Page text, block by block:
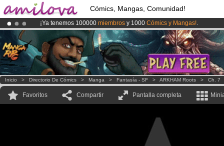
Cómics, Mangas, Comunidad!
¡Ya tenemos 100000 miembros y 1000 Cómics y Mangas!.
¡Conviertete en Premium por3.95 eurosal mes!Hazte Premium ya
El Kickstarter Amilova está desormado lanzado!.
Inicio > Directorio De Cómics > Manga > Fantasía - SF > ARKHAM Roots > Ch. 7
Favoritos Compartir Pantalla completa